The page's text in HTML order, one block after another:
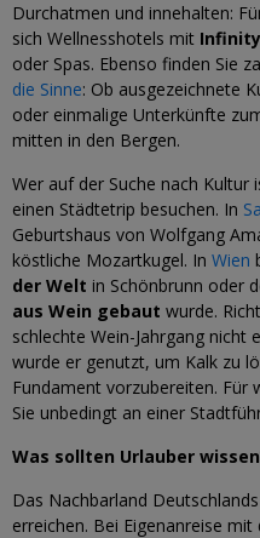
Durchatmen und innehalten:
sich Wellnesshotels mit
oder Spas. Ebenso finden Sie
die Sinne: Ob ausgezeichnete
oder einmalige Unterkünfte
mitten in den Bergen.
Wer auf der Suche nach Kultur
einen Städtetrip besuchen. In
Geburtshaus von Wolfgang
köstliche Mozartkugel. In Wien
der Welt in Schönbrunn oder
aus Wein gebaut wurde.
schlechte Wein-Jahrgang nicht
wurde er genutzt, um Kalk zu
Fundament vorzubereiten. Für
Sie unbedingt an einer
Was sollten Urlauber
Das Nachbarland
erreichen. Bei Eigenanreise